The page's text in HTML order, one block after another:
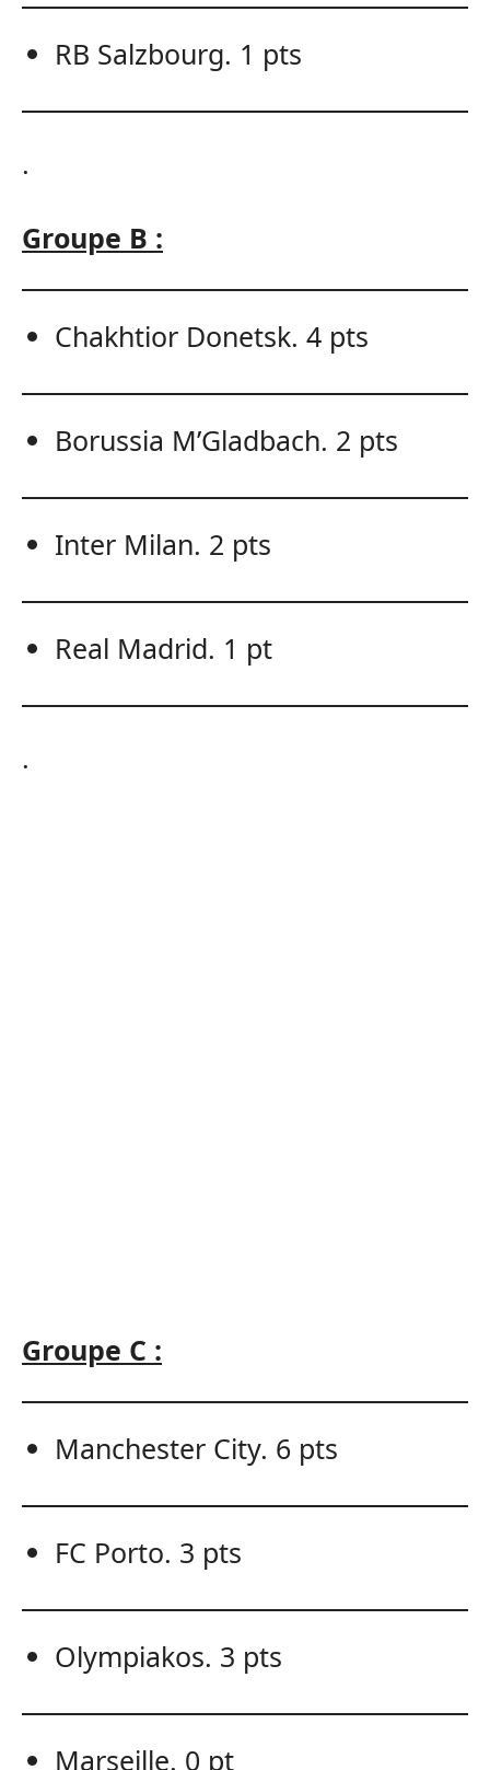
RB Salzbourg. 1 pts
.
Groupe B :
Chakhtior Donetsk. 4 pts
Borussia M’Gladbach. 2 pts
Inter Milan. 2 pts
Real Madrid. 1 pt
.
Groupe C :
Manchester City. 6 pts
FC Porto. 3 pts
Olympiakos. 3 pts
Marseille. 0 pt